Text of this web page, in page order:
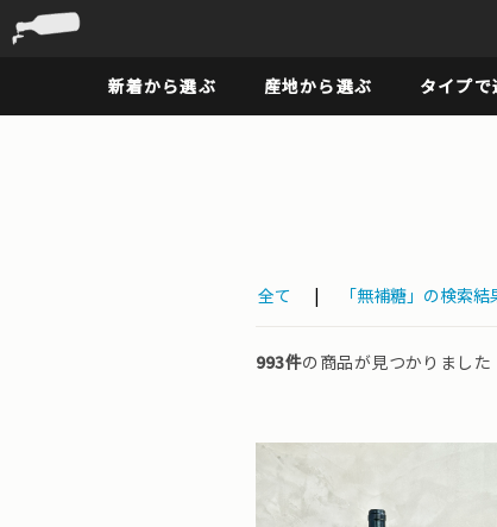
新着から選ぶ 産地から選ぶ タイプで
全て | 「無補糖」の検索結
993件の商品が見つかりました